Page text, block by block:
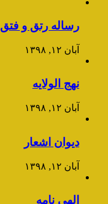
رساله رتق و فتق
آبان ۱۲, ۱۳۹۸
نهج الولایه
آبان ۱۲, ۱۳۹۸
دیوان اشعار
آبان ۱۲, ۱۳۹۸
الهی نامه